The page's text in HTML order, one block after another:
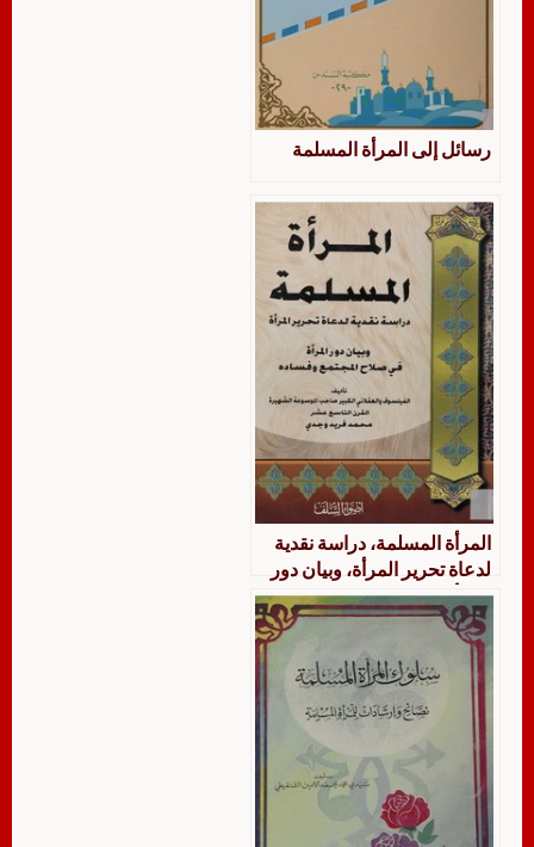
رسائل إلى المرأة المسلمة
المرأة المسلمة، دراسة نقدية
لدعاة تحرير المرأة، وبيان دور
المرأة في صلاج المجتمع
وفساده